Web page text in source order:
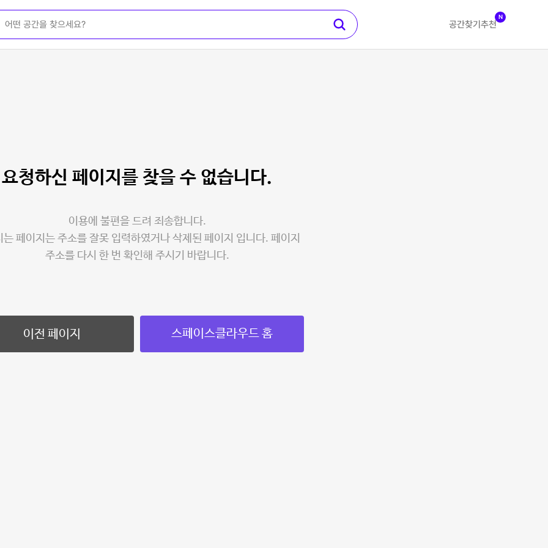
공간찾기 추천
N
요청하신 페이지를 찾을 수 없습니다.
이용에 불편을 드려 죄송합니다.
는 페이지는 주소를 잘못 입력하였거나 삭제된 페이지 입니다. 페이지
주소를 다시 한 번 확인해 주시기 바랍니다.
이전 페이지 스페이스클라우드 홈